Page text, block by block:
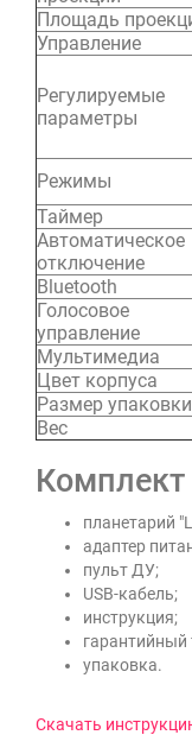
Площадь
Управление
Регулируемые
параметры
Режимы
Таймер
Автоматическое
отключение
Bluetooth
Голосовое
управление
Мультимедиа
Цвет корпуса
Размер упаковки
Вес
Комплект
планетарий
адаптер
пульт ДУ;
USB-кабель;
инструкция;
гарантийный
упаковка.
Скачать